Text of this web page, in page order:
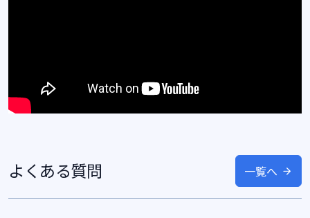
よくある質問 一覧へ